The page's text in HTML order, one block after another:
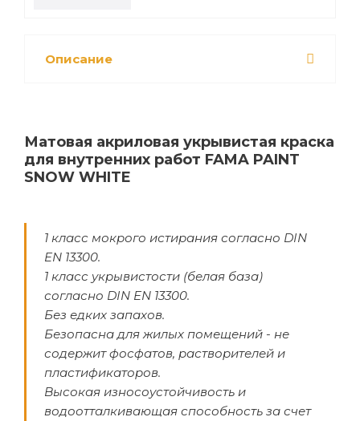
Описание
Матовая акриловая укрывистая краска
для внутренних работ FAMA PAINT
SNOW WHITE
1 класс мокрого истирания согласно DIN
EN 13300.
1 класс укрывистости (белая база)
согласно DIN EN 13300.
Без едких запахов.
Безопасна для жилых помещений - не
содержит фосфатов, растворителей и
пластификаторов.
Высокая износоустойчивость и
водоотталкивающая способность за счет